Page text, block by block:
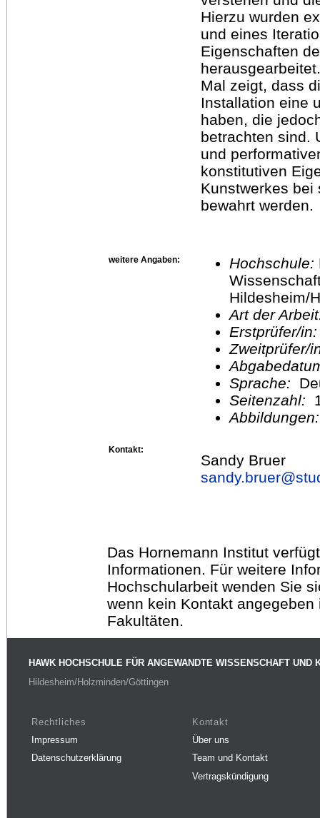
Hierzu wurden
und eines
Eigenschaften
Mal zeigt, dass
Installation eine
haben, die
betrachten sind.
und
konstitutiven
Kunstwerkes bei
bewahrt werden.
weitere Angaben: Hochschule:
Hildesheim/
Art der
Erstprüfer/
Sprache:
Seitenzahl:
Kontakt:
Sandy Bruer
sandy.bruer@
Das Hornemann Institut
Informationen. Für weitere
Hochschularbeit wenden Sie
wenn kein Kontakt
Fakultäten.
HAWK HOCHSCHULE FÜR ANGEWANDTE WISSENSCHAFT UND
Hildesheim/Holzminden/Göttingen
Rechtliches
Impressum
Datenschutzerklärung
Kontakt
Über uns
Team und Kontakt
Vertragskündigung